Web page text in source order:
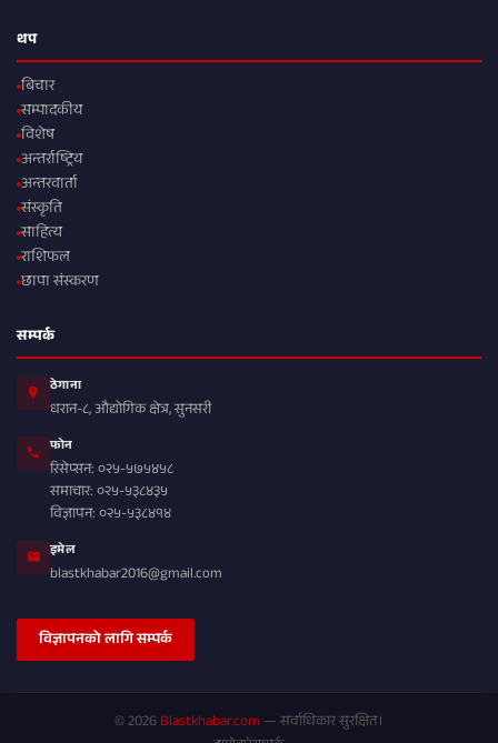
थप
बिचार
सम्पादकीय
विशेष
अन्तर्राष्ट्रिय
अन्तरवार्ता
संस्कृति
साहित्य
राशिफल
छापा संस्करण
सम्पर्क
ठेगाना
धरान-८, औद्योगिक क्षेत्र, सुनसरी
फोन
रिसेप्सन: ०२५-५७५४५८
समाचार: ०२५-५३८४३५
विज्ञापन: ०२५-५३८४१४
इमेल
blastkhabar2016@gmail.com
विज्ञापनको लागि सम्पर्क
© 2026Blastkhabar.com — सर्वाधिकार सुरक्षित।